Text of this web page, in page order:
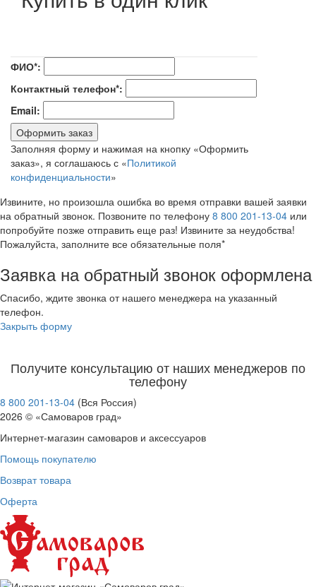
ФИО*:
Контактный телефон*:
Email:
Оформить заказ
Заполняя форму и нажимая на кнопку «Оформить
заказ», я соглашаюсь с «Политикой
конфиденциальности»
Извините, но произошла ошибка во время отправки вашей заявки
на обратный звонок. Позвоните по телефону 8 800 201-13-04 или
попробуйте позже отправить еще раз! Извините за неудобства!
Пожалуйста, заполните все обязательные поля*
Заявка на обратный звонок оформлена
Спасибо, ждите звонка от нашего менеджера на указанный
телефон.
Закрыть форму
Получите консультацию от наших менеджеров по
телефону
8 800 201-13-04 (Вся Россия)
2026 © «Самоваров град»
Интернет-магазин самоваров и аксессуаров
Помощь покупателю
Возврат товара
Оферта